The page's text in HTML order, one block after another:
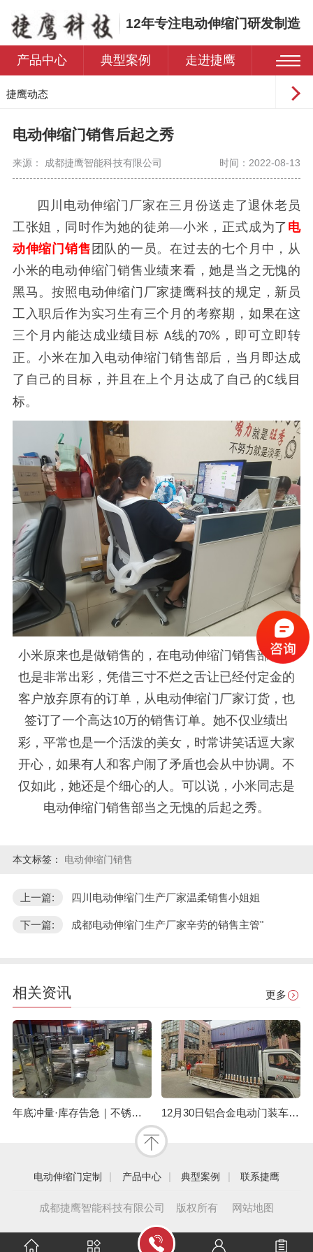
12年专注电动伸缩门研发制造
产品中心 典型案例 走进捷鹰
捷鹰动态
电动伸缩门销售后起之秀
来源： 成都捷鹰智能科技有限公司 时间：2022-08-13
四川电动伸缩门厂家在三月份送走了退休老员
工张姐，同时作为她的徒弟—小米，正式成为了 电
动伸缩门销售 团队的一员。在过去的七个月中，从
小米的电动伸缩门销售业绩来看，她是当之无愧的
黑马。按照电动伸缩门厂家捷鹰科技的规定，新员
工入职后作为实习生有三个月的考察期，如果在这
三个月内能达成业绩目标 A线的70% ，即可立即转
正。小米在加入电动伸缩门销售部后，当月即达成
了自己的目标，并且在上个月达成了自己的C线目
标。
小米原来也是做销售的，在电动伸缩门销售部表现
也是非常出彩，凭借三寸不烂之舌让已经付定金的
客户放弃原有的订单，从电动伸缩门厂家订货，也
签订了一个高达10万的销售订单。她不仅业绩出
彩，平常也是一个活泼的美女，时常讲笑话逗大家
开心，如果有人和客户闹了矛盾也会从中协调。不
仅如此，她还是个细心的人。可以说，小米同志是
电动伸缩门销售部当之无愧的后起之秀。
本文标签： 电动伸缩门销售
上一篇: 四川电动伸缩门生产厂家温柔销售小姐姐
下一篇: 成都电动伸缩门生产厂家辛劳的销售主管"
相关资讯 更多
年底冲量·库存告急｜不锈钢伸缩门量产供应中 12月30日铝合金电动门装车发眉山，年底现货速订！
电动伸缩门定制 | 产品中心 | 典型案例 | 联系捷鹰
成都捷鹰智能科技有限公司 版权所有 网站地图